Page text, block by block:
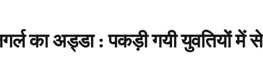
का अड्डा : पकड़ी गयी युवतियों में से